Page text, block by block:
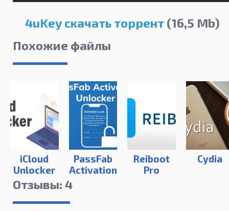
4uKey скачать торрент(16,5 Mb)
Похожие файлы
iCloud
Unlocker
PassFab
Activation
Reiboot
Pro
Cydia
Отзывы: 4